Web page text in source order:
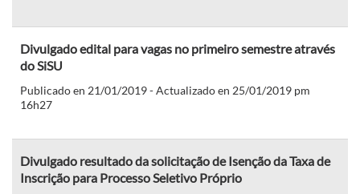
Divulgado edital para vagas no primeiro semestre através
do SiSU
Publicado en 21/01/2019 - Actualizado en 25/01/2019 pm
16h27
Divulgado resultado da solicitação de Isenção da Taxa de
Inscrição para Processo Seletivo Próprio